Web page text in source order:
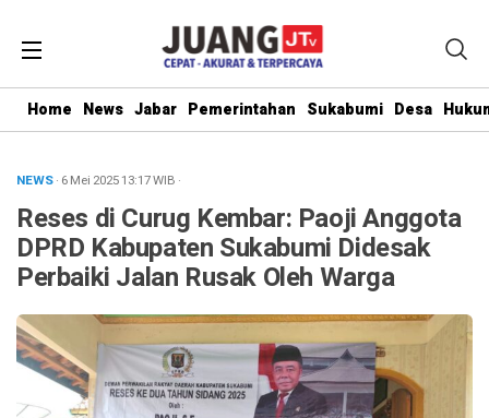
Home News Jabar Pemerintahan Sukabumi Desa
NEWS· 6 Mei 202513:17WIB ·
Reses di Curug Kembar: Paoji Anggota
DPRD Kabupaten Sukabumi Didesak
Perbaiki Jalan Rusak Oleh Warga